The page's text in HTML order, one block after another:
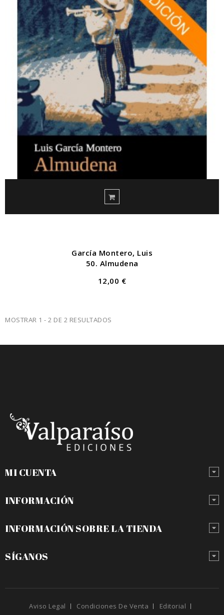
García Montero, Luis
50. Almudena
12,00 €
MOSTRAR 1 - 2 DE 2 RESULTADOS
MI CUENTA
INFORMACIÓN
INFORMACIÓN SOBRE LA TIENDA
SÍGANOS
Aviso Legal Condiciones De Venta
Editorial